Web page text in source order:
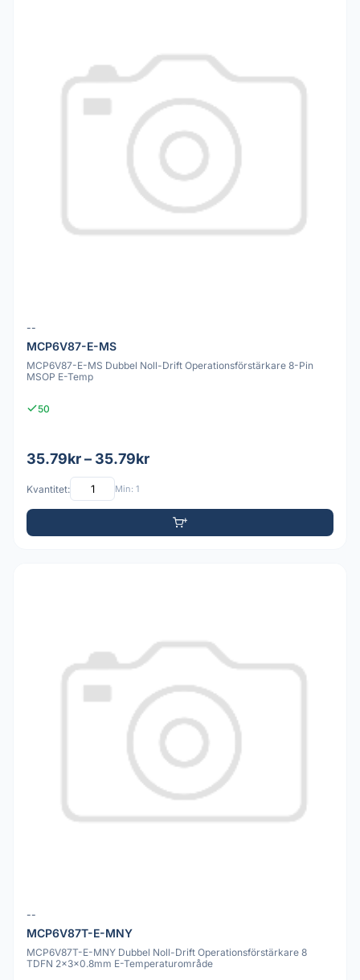
--
MCP6V87-E-MS
MCP6V87-E-MS Dubbel Noll-Drift Operationsförstärkare 8-Pin
MSOP E-Temp
50
35.79kr – 35.79kr
Kvantitet: Min: 1
--
MCP6V87T-E-MNY
MCP6V87T-E-MNY Dubbel Noll-Drift Operationsförstärkare 8
TDFN 2x3x0.8mm E-Temperaturområde